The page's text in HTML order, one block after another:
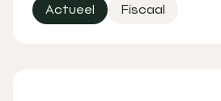
Actueel Fiscaal